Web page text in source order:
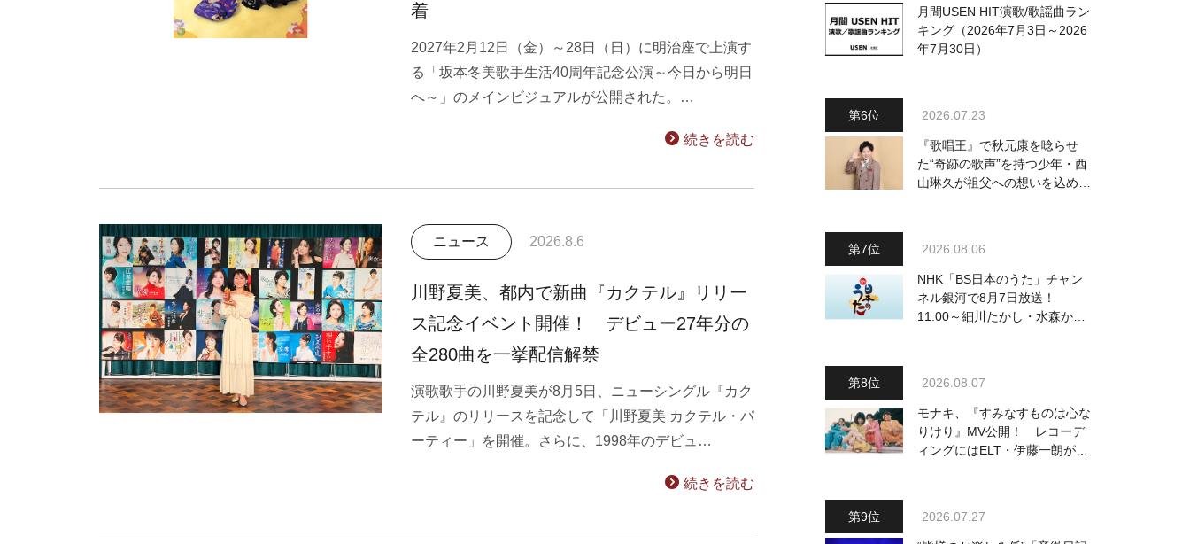
着
2027年2月12日（金）～28日（日）に明治座で上演す
る「坂本冬美歌手生活40周年記念公演～今日から明日
へ～」のメインビジュアルが公開された。…
続きを読む
ニュース 2026.8.6
川野夏美、都内で新曲『カクテル』リリー
ス記念イベント開催！ デビュー27年分の
全280曲を一挙配信解禁
演歌歌手の川野夏美が8月5日、ニューシングル『カク
テル』のリリースを記念して「川野夏美 カクテル・パ
ーティー」を開催。さらに、1998年のデビュ…
続きを読む
月間USEN HIT演歌/歌謡曲ラン
キング（2026年7月3日～2026
年7月30日）
2026.07.23
『歌唱王』で秋元康を唸らせ
た“奇跡の歌声”を持つ少年・西
山琳久が祖父への想いを込めた
いちゃんとの絆を歌った曲を聴
いてください！」
2026.08.06
NHK「BS日本のうた」チャン
ネル銀河で8月7日放送！
11:00～細川たかし・水森かお
2026.08.07
モナキ、『すみなすものは心な
りけり』MV公開！ レコーデ
ィングにはELT・伊藤一朗がリ
2026.07.27